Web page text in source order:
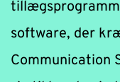
software, der
Communication